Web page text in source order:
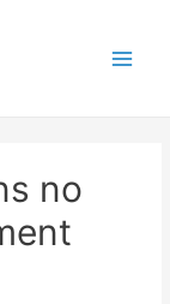
no